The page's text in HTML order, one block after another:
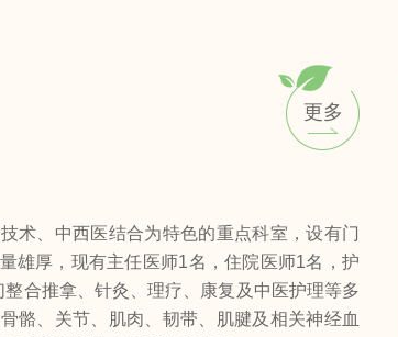
更多
术、中西医结合为特色的重点科室，设有门
雄厚，现有主任医师1名，住院医师1名，护
合推拿、针灸、理疗、康复及中医护理等多
骼、关节、肌肉、韧带、肌腱及相关神经血